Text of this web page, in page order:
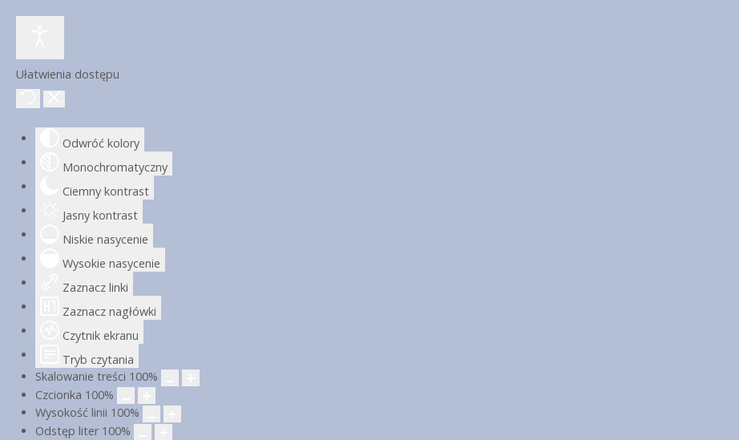
Ułatwienia dostępu
Odwróć kolory
Monochromatyczny
Ciemny kontrast
Jasny kontrast
Niskie nasycenie
Wysokie nasycenie
Zaznacz linki
Zaznacz nagłówki
Czytnik ekranu
Tryb czytania
Skalowanie treści 100%
Czcionka 100%
Wysokość linii 100%
Odstęp liter 100%